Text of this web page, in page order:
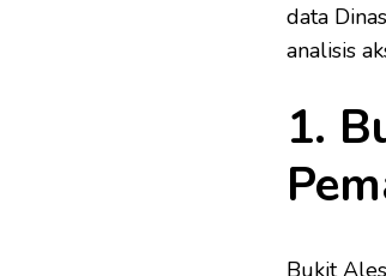
data
analisis
1.
Bukit